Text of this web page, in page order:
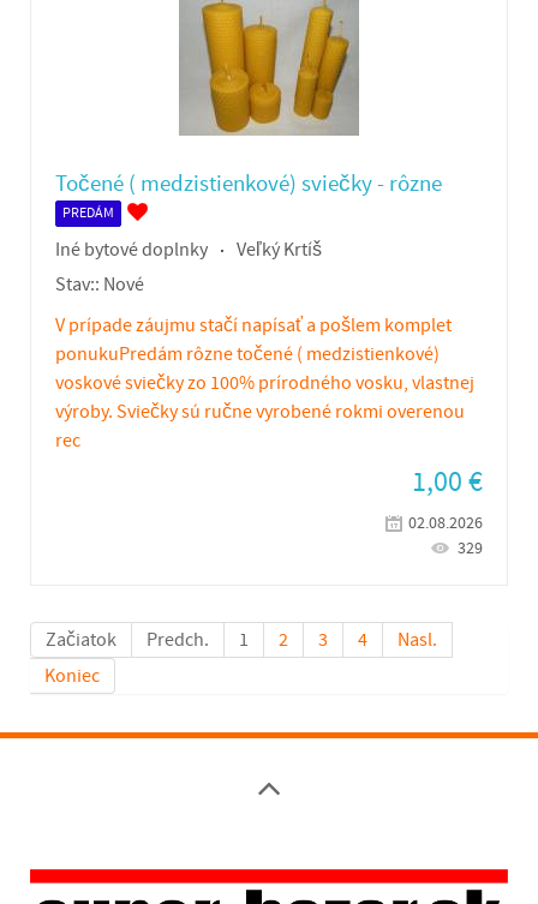
Točené ( medzistienkové) sviečky - rôzne
PREDÁM
Iné bytové doplnky
Veľký Krtíš
Stav:: Nové
V prípade záujmu stačí napísať a pošlem komplet
ponukuPredám rôzne točené ( medzistienkové)
voskové sviečky zo 100% prírodného vosku, vlastnej
výroby. Sviečky sú ručne vyrobené rokmi overenou
rec
1,00€
02.08.2026
329
Začiatok Predch. 1 2 3 4
Nasl.
Koniec